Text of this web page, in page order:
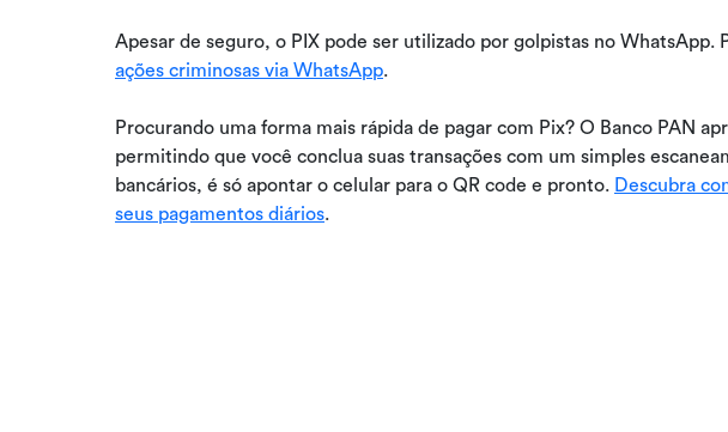
Apesar de seguro, o PIX pode ser utilizado por golpistas no WhatsApp.
ações criminosas via WhatsApp.
Procurando uma forma mais rápida de pagar com Pix? O Banco PAN
permitindo que você conclua suas transações com um simples
bancários, é só apontar o celular para o QR code e pronto. Descubra
seus pagamentos diários.